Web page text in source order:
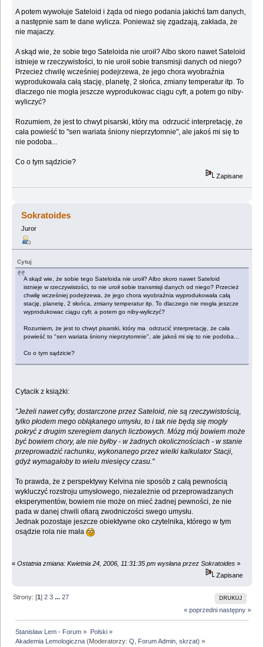
A potem wywołuje Sateloid i żąda od niego podania jakichś tam danych,
a następnie sam te dane wylicza. Ponieważ się zgadzają, zakłada, że
nie majaczy.
A skąd wie, że sobie tego Sateloida nie uroił? Albo skoro nawet Sateloid
istnieje w rzeczywistości, to nie uroił sobie transmisji danych od niego?
Przecież chwilę wcześniej podejrzewa, że jego chora wyobraźnia
wyprodukowała całą stację, planetę, 2 słońca, zmiany temperatur itp. To
dlaczego nie mogła jeszcze wyprodukowac ciągu cyfr, a potem go niby-
wyliczyć?
Rozumiem, że jest to chwyt pisarski, który ma odrzucić interpretację, że
cała powieść to "sen wariata śniony nieprzytomnie", ale jakoś mi się to
nie podoba...
Co o tym sądzicie?
Zapisane
Sokratoides
Juror
Cytuj
A skąd wie, że sobie tego Sateloida nie uroił? Albo skoro nawet Sateloid
istnieje w rzeczywistości, to nie uroił sobie transmisji danych od niego? Przecież
chwilę wcześniej podejrzewa, że jego chora wyobraźnia wyprodukowała całą
stację, planetę, 2 słońca, zmiany temperatur itp. To dlaczego nie mogła jeszcze
wyprodukowac ciągu cyfr, a potem go niby-wyliczyć?
Rozumiem, że jest to chwyt pisarski, który ma odrzucić interpretację, że cała
powieść to "sen wariata śniony nieprzytomnie", ale jakoś mi się to nie podoba...
Co o tym sądzicie?
Cytacik z książki:
"Jeżeli nawet cyfry, dostarczone przez Sateloid, nie są rzeczywistością,
tylko płodem mego obłąkanego umysłu, to i tak nie będą się mogły
pokryć z drugim szeregiem danych liczbowych. Mózg mój bowiem może
być bowiem chory, ale nie byłby - w żadnych okolicznościach - w stanie
przeprowadzić rachunku, wykonanego przez wielki kalkulator Stacji,
gdyż wymagałoby to wielu miesięcy czasu."
To prawda, że z perspektywy Kelvina nie sposób z całą pewnością
wykluczyć rozstroju umysłowego, niezależnie od przeprowadzanych
eksperymentów, bowiem nie może on mieć żadnej pewności, że nie
pada w danej chwili ofiarą zwodniczości swego umysłu.
Jednak pozostaje jeszcze obiektywne oko czytelnika, którego w tym
osądzie rola nie mała
« Ostatnia zmiana: Kwietnia 24, 2006, 11:31:35 pm wysłana przez Sokratoides »
Zapisane
DRUKUJ
Strony: [1]2 3 ...27
« poprzedni następny »
Stanisław Lem - Forum » Polski»
Akademia Lemologiczna (Moderatorzy:Q Forum Admin ,skrzat) »